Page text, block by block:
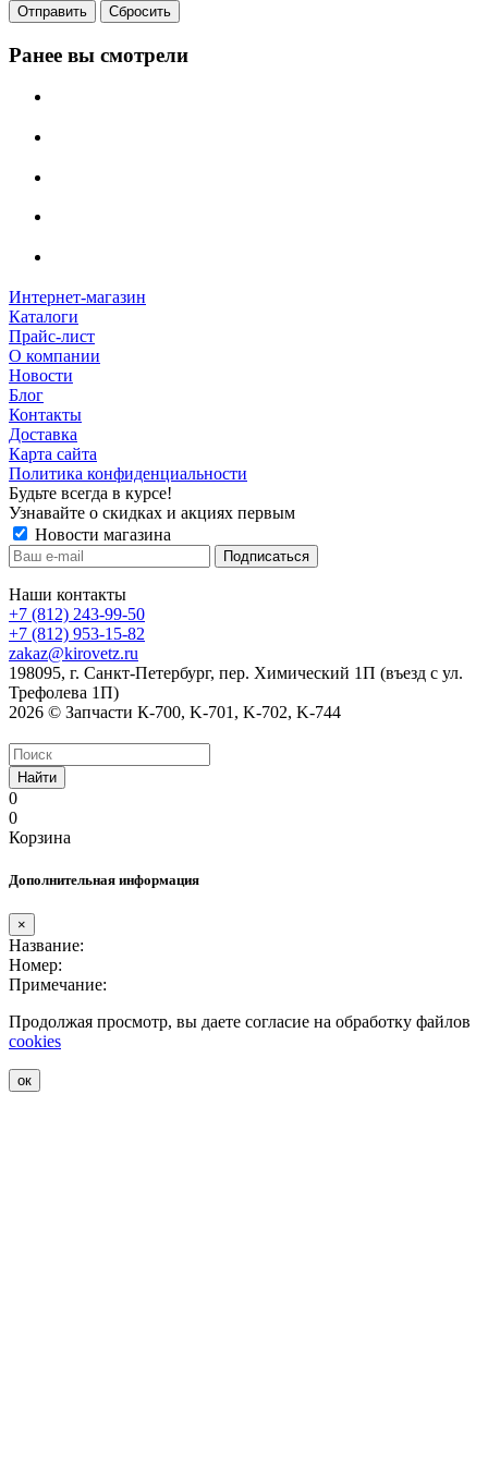
Сбросить
Ранее вы смотрели
Интернет-магазин
Каталоги
Прайс-лист
О компании
Новости
Блог
Контакты
Доставка
Карта сайта
Политика конфиденциальности
Будьте всегда в курсе!
Узнавайте о скидках и акциях первым
Новости магазина
Наши контакты
+7 (812) 243-99-50
+7 (812) 953-15-82
zakaz@kirovetz.ru
198095, г. Санкт-Петербург, пер. Химический 1П (въезд с ул.
Трефолева 1П)
2026 © Запчасти К-700, K-701, K-702, K-744
Найти
0
0
Корзина
Дополнительная информация
×
Название:
Номер:
Примечание:
Продолжая просмотр, вы даете согласие на обработку файлов
cookies
ок